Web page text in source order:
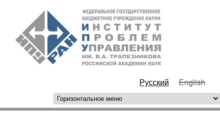
Перейти к основному
содержанию
РАН
Русский English
горизонтальное меню